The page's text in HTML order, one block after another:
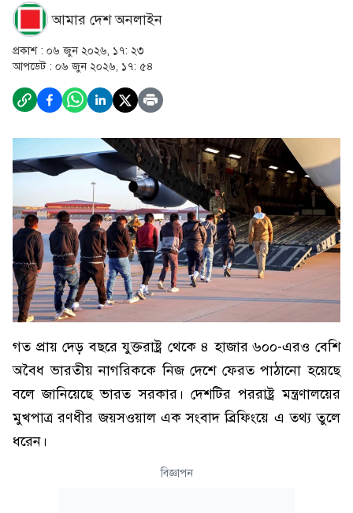
আমার দেশ অনলাইন
প্রকাশ : ০৬ জুন ২০২৬, ১৭: ২৩
আপডেট : ০৬ জুন ২০২৬, ১৭: ৫৪
গত প্রায় দেড় বছরে যুক্তরাষ্ট্র থেকে ৪ হাজার ৬০০-এরও বেশি
অবৈধ ভারতীয় নাগরিককে নিজ দেশে ফেরত পাঠানো হয়েছে
বলে জানিয়েছে ভারত সরকার। দেশটির পররাষ্ট্র মন্ত্রণালয়ের
মুখপাত্র রণধীর জয়সওয়াল এক সংবাদ ব্রিফিংয়ে এ তথ্য তুলে
ধরেন।
বিজ্ঞাপন